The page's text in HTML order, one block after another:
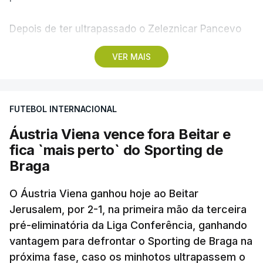
VER MAIS
Depois de ter ultrapassado o Zeleznicar Pancevo
na segunda pré-eliminatória de acesso à fase de
liga da Liga Conferência, caso elimine Dínamo de
ao facto de a Bielorrússia ser aliada da Rússia - o
Sporting de Braga irá defrontar no play-off o
vencedor da eliminatória entre Beitar e Áustria
Viena.
FUTEBOL INTERNACIONAL
Áustria Viena vence fora Beitar e
fica `mais perto` do Sporting de
Braga
O Áustria Viena ganhou hoje ao Beitar
Jerusalem, por 2-1, na primeira mão da terceira
pré-eliminatória da Liga Conferência, ganhando
vantagem para defrontar o Sporting de Braga na
próxima fase, caso os minhotos ultrapassem o